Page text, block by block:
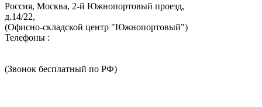
Россия, Москва, 2-й Южнопортовый проезд,
д.14/22,
(Офисно-складской центр "Южнопортовый")
Телефоны :
(Звонок бесплатный по РФ)